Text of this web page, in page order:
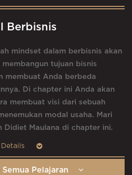
Berbisnis
mindset dalam berbisnis akan
tujuan bisnis
membuat Anda berbeda
Di chapter ini Anda akan
membuat visi dari sebuah
modal usaha. Mari
Didiet Maulana di chapter ini.
Semua Pelajaran